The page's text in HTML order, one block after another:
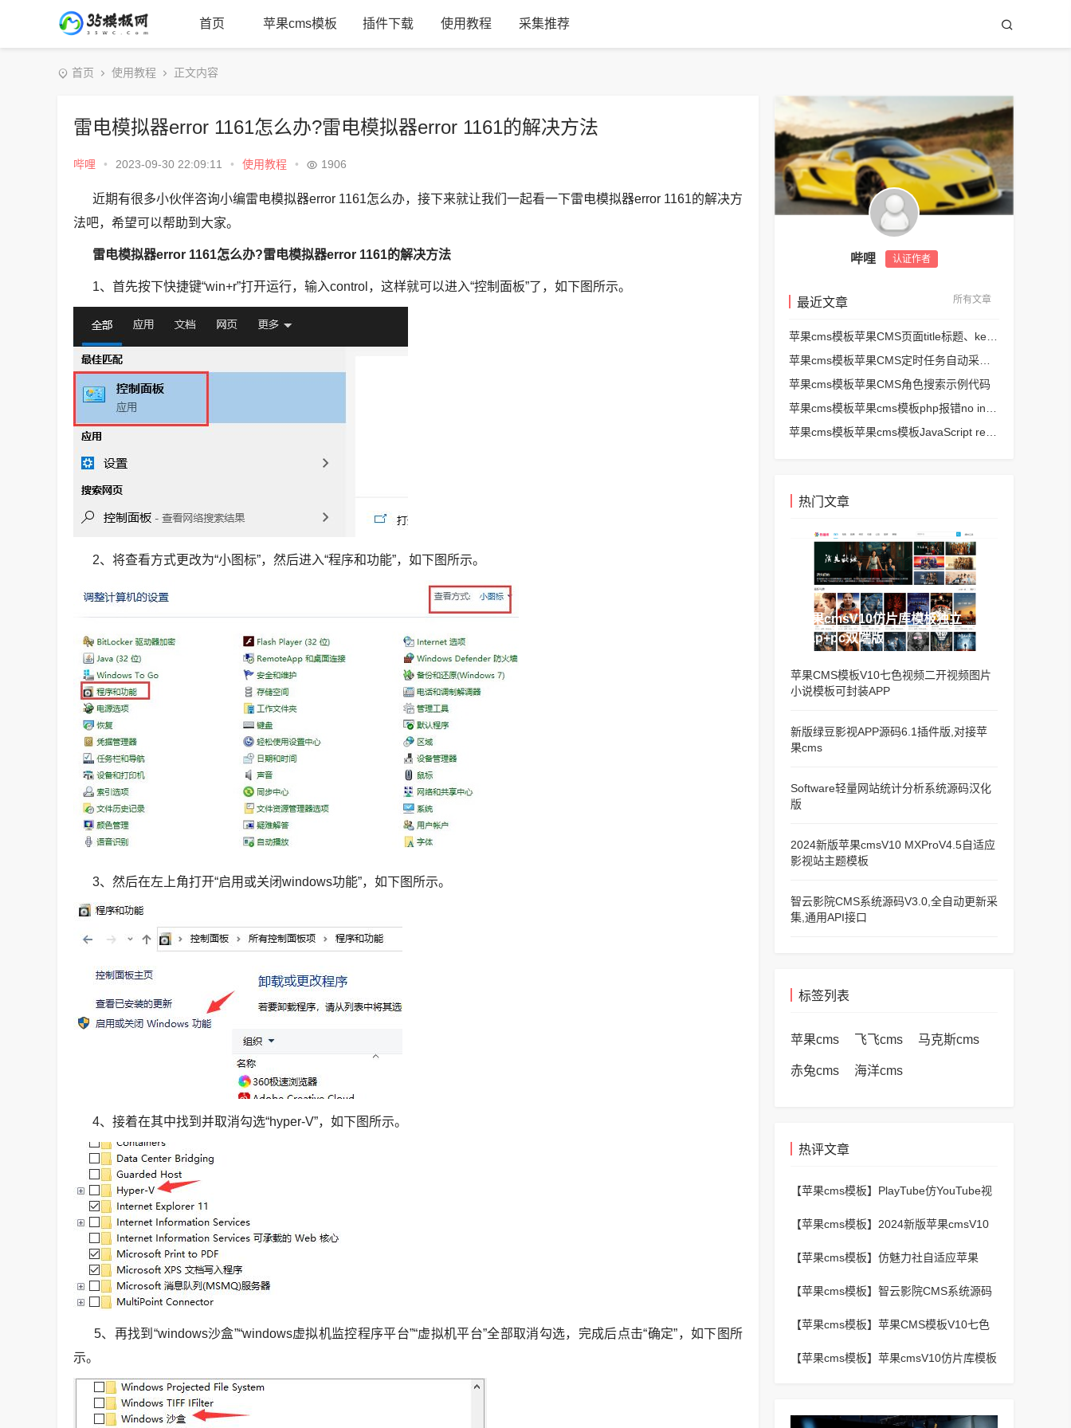
首页 苹果cms模板 插件下载 使用教程 采集推荐
首页 使用教程 正文内容
雷电模拟器error 1161怎么办?雷电模拟器error 1161的解决方法
哔哩 • 2023-09-30 22:09:11 • 使用教程 • 1906
近期有很多小伙伴咨询小编雷电模拟器error 1161怎么办，接下来就让我们一起看一下雷电模拟器error 1161的解决方
法吧，希望可以帮助到大家。
雷电模拟器error 1161怎么办?雷电模拟器error 1161的解决方法
1、首先按下快捷键“win+r”打开运行，输入control，这样就可以进入“控制面板”了，如下图所示。
2、将查看方式更改为“小图标”，然后进入“程序和功能”，如下图所示。
3、然后在左上角打开“启用或关闭windows功能”，如下图所示。
4、接着在其中找到并取消勾选“hyper-V”，如下图所示。
5、再找到“windows沙盒”“windows虚拟机监控程序平台”“虚拟机平台”全部取消勾选，完成后点击“确定”，如下图所
示。
哔哩 认证作者
最近文章 所有文章
苹果cms模板苹果CMS角色搜索示例代码
热门文章
苹果cmsV10仿片库模板独立
wap+pc双端版
苹果CMS模板V10七色视频二开视频图片
小说模板可封装APP
新版绿豆影视APP源码6.1插件版,对接苹
果cms
Software轻量网站统计分析系统源码汉化
版
2024新版苹果cmsV10 MXProV4.5自适应
影视站主题模板
智云影院CMS系统源码V3.0,全自动更新采
集,通用API接口
标签列表
苹果cms 飞飞cms 马克斯cms
赤兔cms 海洋cms
热评文章
【苹果cms模板】 PlayTube仿YouTube视
【苹果cms模板】 2024新版苹果cmsV10
【苹果cms模板】 仿魅力社自适应苹果
【苹果cms模板】 智云影院CMS系统源码
【苹果cms模板】 苹果CMS模板V10七色
【苹果cms模板】 苹果cmsV10仿片库模板